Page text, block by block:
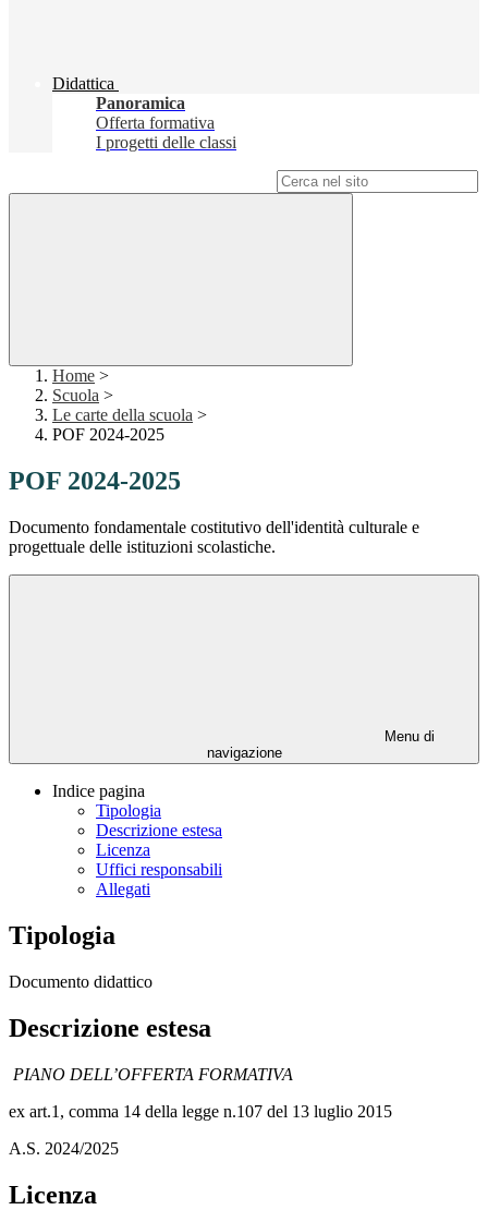
Didattica
Panoramica
Offerta formativa
I progetti delle classi
Home >
Scuola >
Le carte della scuola >
POF 2024-2025
POF 2024-2025
Documento fondamentale costitutivo dell'identità culturale e
progettuale delle istituzioni scolastiche.
Menu di
navigazione
Indice pagina
Tipologia
Descrizione estesa
Licenza
Uffici responsabili
Allegati
Tipologia
Documento didattico
Descrizione estesa
PIANO DELL’OFFERTA FORMATIVA
ex art.1, comma 14 della legge n.107 del 13 luglio 2015
A.S. 2024/2025
Licenza